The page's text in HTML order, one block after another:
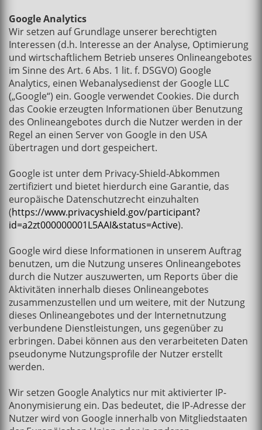
Google Analytics
Wir setzen auf Grundlage unserer berechtigten
Interessen (d.h. Interesse an der Analyse, Optimierung
und wirtschaftlichem Betrieb unseres Onlineangebotes
im Sinne des Art. 6 Abs. 1 lit. f. DSGVO) Google
Analytics, einen Webanalysedienst der Google LLC
(„Google“) ein. Google verwendet Cookies. Die durch
das Cookie erzeugten Informationen über Benutzung
des Onlineangebotes durch die Nutzer werden in der
Regel an einen Server von Google in den USA
übertragen und dort gespeichert.
Google ist unter dem Privacy-Shield-Abkommen
zertifiziert und bietet hierdurch eine Garantie, das
europäische Datenschutzrecht einzuhalten
(https://www.privacyshield.gov/participant?
id=a2zt000000001L5AAI&status=Active).
Google wird diese Informationen in unserem Auftrag
benutzen, um die Nutzung unseres Onlineangebotes
durch die Nutzer auszuwerten, um Reports über die
Aktivitäten innerhalb dieses Onlineangebotes
zusammenzustellen und um weitere, mit der Nutzung
dieses Onlineangebotes und der Internetnutzung
verbundene Dienstleistungen, uns gegenüber zu
erbringen. Dabei können aus den verarbeiteten Daten
pseudonyme Nutzungsprofile der Nutzer erstellt
werden.
Wir setzen Google Analytics nur mit aktivierter IP-
Anonymisierung ein. Das bedeutet, die IP-Adresse der
Nutzer wird von Google innerhalb von Mitgliedstaaten